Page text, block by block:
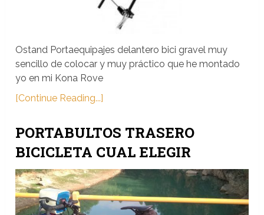
Ostand Portaequipajes delantero bici gravel muy
sencillo de colocar y muy práctico que he montado
yo en mi Kona Rove
[Continue Reading...]
PORTABULTOS TRASERO
BICICLETA CUAL ELEGIR